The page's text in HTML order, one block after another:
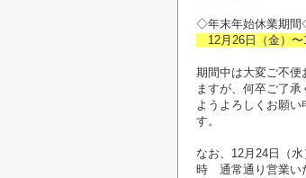
◇年末年始休業期
12月26日（金）〜
期間中は大変ご不便
ますが、何卒ご了承
ようよろしくお願い
す。
なお、12月24日（
時 通常通り営業い